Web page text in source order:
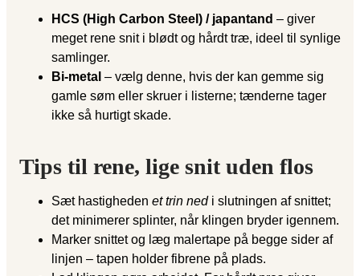
HCS (High Carbon Steel) / japantand – giver
meget rene snit i blødt og hårdt træ, ideel til synlige
samlinger.
Bi-metal – vælg denne, hvis der kan gemme sig
gamle søm eller skruer i listerne; tænderne tager
ikke så hurtigt skade.
Tips til rene, lige snit uden flos
Sæt hastigheden et trin nedi slutningen af snittet;
det minimerer splinter, når klingen bryder igennem.
Marker snittet og læg malertape på begge sider af
linjen – tapen holder fibrene på plads.